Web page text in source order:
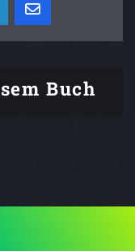
Buch